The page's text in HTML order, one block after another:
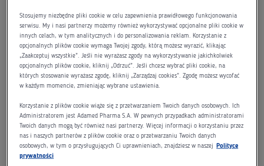
off:
Kształt: prostokątna
Wysokość: 20,00 mm
Długość: 210,00 mm
Wielkość część/ peel off:
Wysokość 20mm/ Długość 30mm
Materiał: PP-Film white gloss/białe/ do stosowania
trwale na szkle, zawierająca dane zgodnie z
wymogami GMP i zaaprobowanym wzorem
Zamawiającego
Stosujemy niezbędne pliki cookie w celu zapewnienia prawidłowego funkcjonowania
serwisu. My i nasi partnerzy możemy również wykorzystywać opcjonalne pliki cookie w
innych celach, w tym analitycznych i do personalizowania reklam. Korzystanie z
opcjonalnych plików cookie wymaga Twojej zgody, którą możesz wyrazić, klikając
„Zaakceptuj wszystkie”. Jeśli nie wyrażasz zgody na wykorzystywanie jakichkolwiek
opcjonalnych plików cookie, kliknij „Odrzuć”. Jeśli chcesz wybrać pliki cookie, na
których stosowanie wyrażasz zgodę, kliknij „Zarządzaj cookies”. Zgodę możesz wycofać
w każdym momencie, zmieniając wybrane ustawienia.
Korzystanie z plików cookie wiąże się z przetwarzaniem Twoich danych osobowych. Ich
Administratorem jest Adamed Pharma S.A. W pewnych przypadkach administratorami
Twoich danych mogą być również nasi partnerzy. Więcej informacji o korzystaniu przez
nas i naszych partnerów z plików cookie oraz o przetwarzaniu Twoich danych
osobowych, w tym o przysługujących Ci uprawnieniach, znajdziesz w naszej Polityce
prywatności